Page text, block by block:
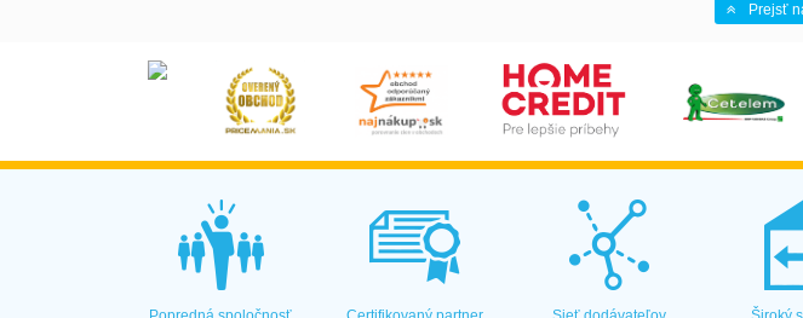
Prejsť